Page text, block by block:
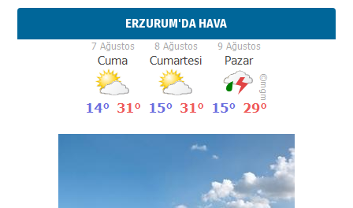
ERZURUM'DA HAVA